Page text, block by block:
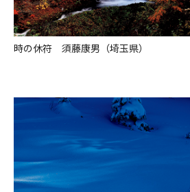
時の休符 須藤康男（埼玉県）